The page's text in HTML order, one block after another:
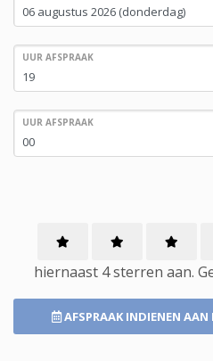
UUR AFSPRAAK
UUR AFSPRAAK
hiernaast 4 sterren aan.
AFSPRAAK INDIENEN AAN